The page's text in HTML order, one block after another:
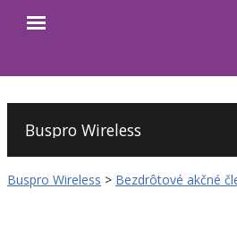
menu
Buspro Wireless > Bezdrôtové akčné